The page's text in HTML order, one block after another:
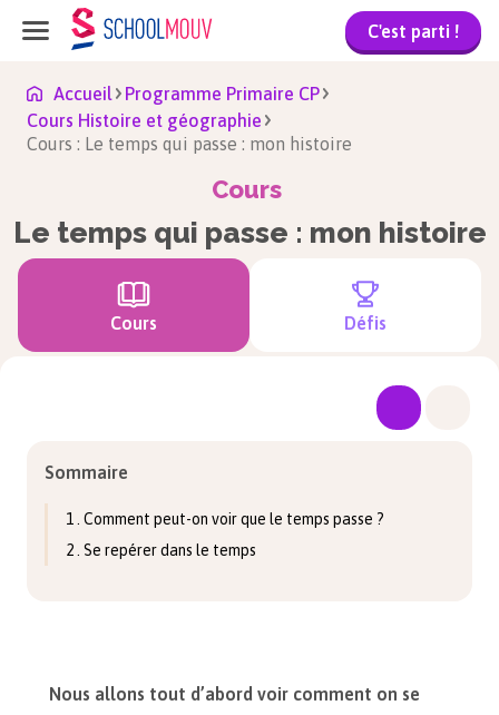
C'est parti !
Accueil
Programme Primaire CP
Cours Histoire et géographie
Cours : Le temps qui passe : mon histoire
Cours
Le temps qui passe : mon histoire
Cours Défis
Sommaire
1 . Comment peut-on voir que le temps passe ?
2 . Se repérer dans le temps
Nous allons tout d’abord voir comment on se